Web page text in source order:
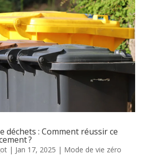
déchets : Comment réussir ce
?
| Jan 17, 2025 | Mode de vie zéro